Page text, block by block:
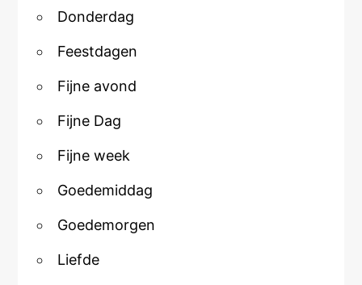
Donderdag
Feestdagen
Fijne avond
Fijne Dag
Fijne week
Goedemiddag
Goedemorgen
Liefde